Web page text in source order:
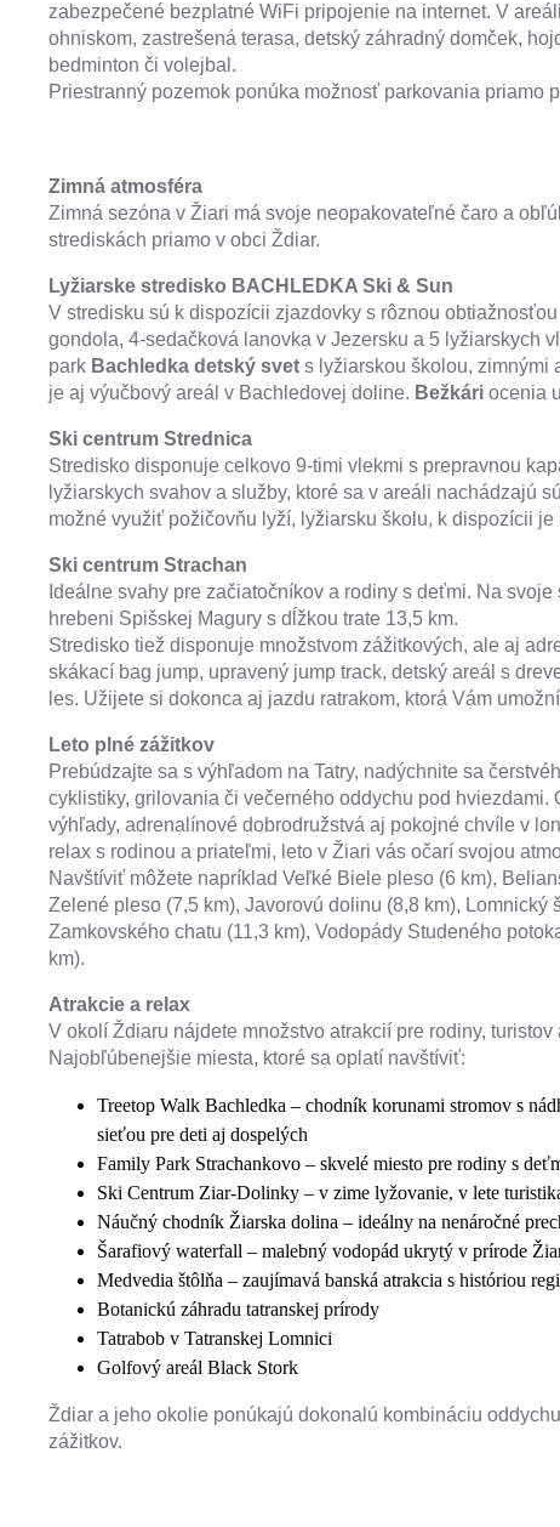
zabezpečené bezplatné WiFi pripojenie na internet. V
ohniskom, zastrešená terasa, detský záhradný domček,
bedminton či volejbal.
Priestranný pozemok ponúka možnosť parkovania priamo
Zimná atmosféra
Zimná sezóna v Žiari má svoje neopakovateľné čaro a
strediskách priamo v obci Ždiar.
Lyžiarske stredisko BACHLEDKA Ski & Sun
V stredisku sú k dispozícii zjazdovky s rôznou
gondola, 4-sedačková lanovka v Jezersku a 5 lyžiarskych
park Bachledka detský svet s lyžiarskou školou, zimnými
je aj výučbový areál v Bachledovej doline. Bežkári ocenia
Ski centrum Strednica
Stredisko disponuje celkovo 9-timi vlekmi s prepravnou
lyžiarskych svahov a služby, ktoré sa v areáli nachádzajú
možné využiť požičovňu lyží, lyžiarsku školu, k dispozícii je
Ski centrum Strachan
Ideálne svahy pre začiatočníkov a rodiny s deťmi. Na
hrebeni Spišskej Magury s dĺžkou trate 13,5 km.
Stredisko tiež disponuje množstvom zážitkových, ale aj
skákací bag jump, upravený jump track, detský areál s
les. Užijete si dokonca aj jazdu ratrakom, ktorá Vám
Leto plné zážitkov
Prebúdzajte sa s výhľadom na Tatry, nadýchnite sa
cyklistiky, grilovania či večerného oddychu pod
výhľady, adrenalínové dobrodružstvá aj pokojné chvíle v
relax s rodinou a priateľmi, leto v Žiari vás očarí svojou
Navštíviť môžete napríklad Veľké Biele pleso (6 km),
Zelené pleso (7,5 km), Javorovú dolinu (8,8 km), Lomnický
Zamkovského chatu (11,3 km), Vodopády Studeného
km).
Atrakcie a relax
V okolí Ždiaru nájdete množstvo atrakcií pre rodiny, turistov
Najobľúbenejšie miesta, ktoré sa oplatí navštíviť:
Treetop Walk Bachledka – chodník korunami stromov s
sieťou pre deti aj dospelých
Family Park Strachankovo – skvelé miesto pre rodiny s
Ski Centrum Ziar-Dolinky – v zime lyžovanie, v lete
Náučný chodník Žiarska dolina – ideálny na nenáročné
Šarafiový waterfall – malebný vodopád ukrytý v prírode
Medvedia štôlňa – zaujímavá banská atrakcia s históriou
Botanickú záhradu tatranskej prírody
Tatrabob v Tatranskej Lomnici
Golfový areál Black Stork
Ždiar a jeho okolie ponúkajú dokonalú kombináciu
zážitkov.